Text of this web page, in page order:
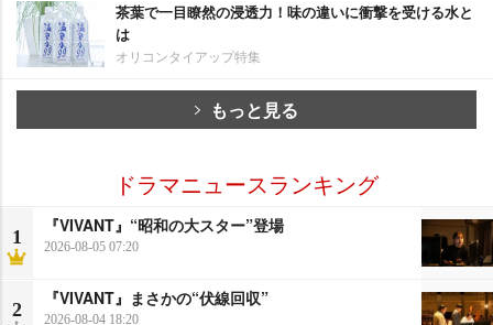
茶葉で一目瞭然の浸透力！味の違いに衝撃を受ける水と
は
オリコンタイアップ特集
もっと見る
ドラマニュースランキング
1
『VIVANT』“昭和の大スター”登場
2026-08-05 07:20
2
『VIVANT』まさかの“伏線回収”
2026-08-04 18:20